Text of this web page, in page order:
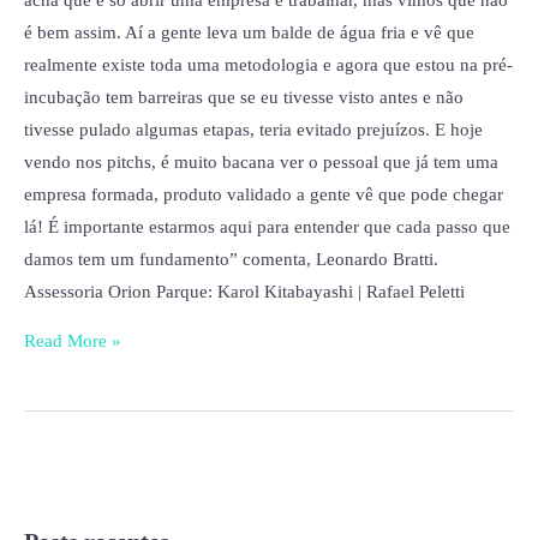
é bem assim. Aí a gente leva um balde de água fria e vê que
realmente existe toda uma metodologia e agora que estou na pré-
incubação tem barreiras que se eu tivesse visto antes e não
tivesse pulado algumas etapas, teria evitado prejuízos. E hoje
vendo nos pitchs, é muito bacana ver o pessoal que já tem uma
empresa formada, produto validado a gente vê que pode chegar
lá! É importante estarmos aqui para entender que cada passo que
damos tem um fundamento” comenta, Leonardo Bratti.
Assessoria Orion Parque: Karol Kitabayashi | Rafael Peletti
Read More »